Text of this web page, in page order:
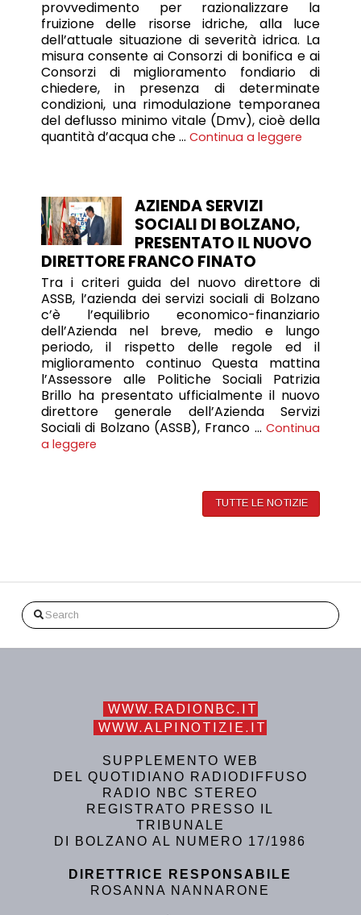
provvedimento per razionalizzare la
fruizione delle risorse idriche, alla luce
dell’attuale situazione di severità idrica. La
misura consente ai Consorzi di bonifica e ai
Consorzi di miglioramento fondiario di
chiedere, in presenza di determinate
condizioni, una rimodulazione temporanea
del deflusso minimo vitale (Dmv), cioè della
quantità d’acqua che … Continua a leggere
AZIENDA SERVIZI
SOCIALI DI BOLZANO,
PRESENTATO IL NUOVO
DIRETTORE FRANCO FINATO
Tra i criteri guida del nuovo direttore di
ASSB, l’azienda dei servizi sociali di Bolzano
c’è l’equilibrio economico-finanziario
dell’Azienda nel breve, medio e lungo
periodo, il rispetto delle regole ed il
miglioramento continuo Questa mattina
l’Assessore alle Politiche Sociali Patrizia
Brillo ha presentato ufficialmente il nuovo
direttore generale dell’Azienda Servizi
Sociali di Bolzano (ASSB), Franco …Continua
a leggere
TUTTE LE NOTIZIE
Search
WWW.RADIONBC.IT
WWW.ALPINOTIZIE.IT
SUPPLEMENTO WEB
DEL QUOTIDIANO RADIODIFFUSO
RADIO NBC STEREO
REGISTRATO PRESSO IL
TRIBUNALE
DI BOLZANO AL NUMERO 17/1986
DIRETTRICE RESPONSABILE
ROSANNA NANNARONE